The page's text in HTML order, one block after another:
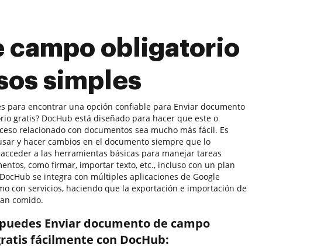
campo obligatorio
simples
para encontrar una opción confiable para Enviar documento
gratis? DocHub está diseñado para hacer que este o
relacionado con documentos sea mucho más fácil. Es
y hacer cambios en el documento siempre que lo
a las herramientas básicas para manejar tareas
como firmar, importar texto, etc., incluso con un plan
se integra con múltiples aplicaciones de Google
con servicios, haciendo que la exportación e importación de
comido.
Enviar documento de campo
fácilmente con DocHub: